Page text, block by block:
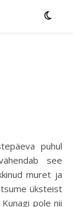
see
muret ja
üksteist
pole nii